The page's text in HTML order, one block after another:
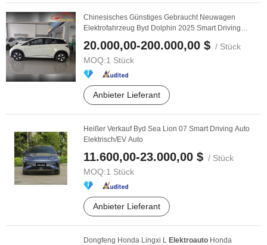
Chinesisches Günstiges Gebraucht Neuwagen
Elektrofahrzeug Byd Dolphin 2025 Smart Driving
20.000,00-200.000,00 $ / Stück
MOQ:1 Stück
Anbieter Lieferant
Heißer Verkauf Byd Sea Lion 07 Smart Driving Auto
Elektrisch/EV Auto
11.600,00-23.000,00 $ / Stück
MOQ:1 Stück
Anbieter Lieferant
Dongfeng Honda Lingxi L Elektroauto Honda